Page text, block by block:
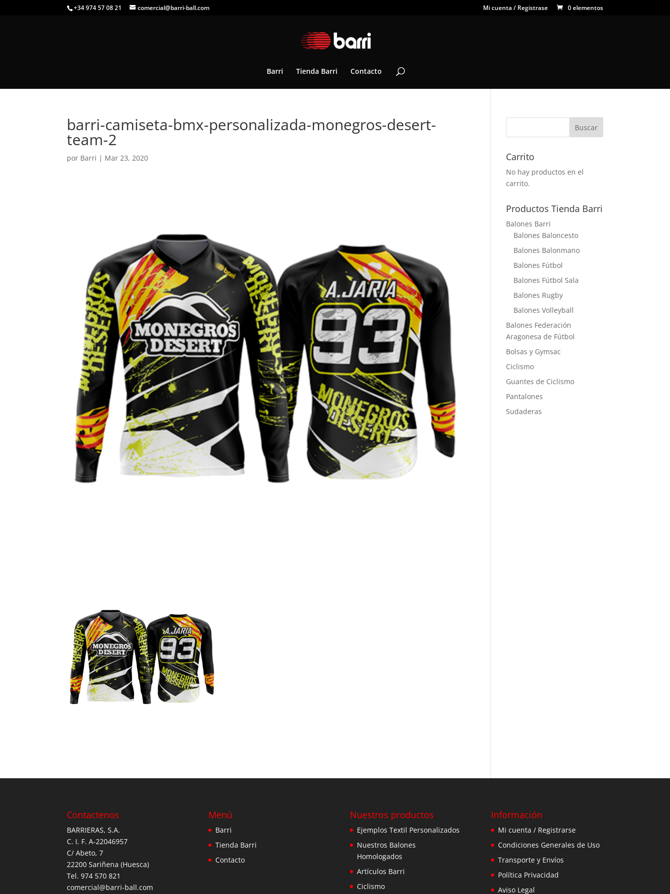
+34 974 57 08 21 comercial@barri-ball.com Mi cuenta / Registrase 0 elementos
Barri Tienda Barri Contacto
barri-camiseta-bmx-personalizada-monegros-desert-
team-2
por Barri | Mar 23, 2020 Carrito
No hay productos en el
carrito.
Productos Tienda Barri
Balones Barri
Balones Baloncesto
Balones Balonmano
Balones Fútbol
Balones Fútbol Sala
Balones Rugby
Balones Volleyball
Balones Federación
Aragonesa de Fútbol
Bolsas y Gymsac
Ciclismo
Guantes de Ciclismo
Pantalones
Sudaderas
Contactenos
BARRIERAS, S.A.
C. I. F. A-22046957
C/ Abeto, 7
22200 Sariñena (Huesca)
Tel. 974 570 821
comercial@barri-ball.com
Menú
Barri
Tienda Barri
Contacto
Nuestros productos
Ejemplos Textil Personalizados
Nuestros Balones
Homologados
Artículos Barri
Ciclismo
Información
Mi cuenta / Registrarse
Condiciones Generales de Uso
Transporte y Envíos
Política Privacidad
Aviso Legal